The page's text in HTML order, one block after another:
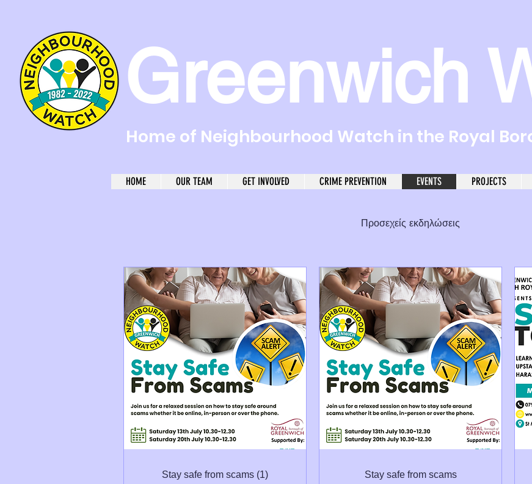
Greenwich
Home of Neighbourhood Watch in the Royal
HOME OUR TEAM GET INVOLVED CRIME PREVENTION EVENTS PROJECTS
Προσεχείς εκδηλώσεις
Stay safe from scams (1)
Stay safe from scams